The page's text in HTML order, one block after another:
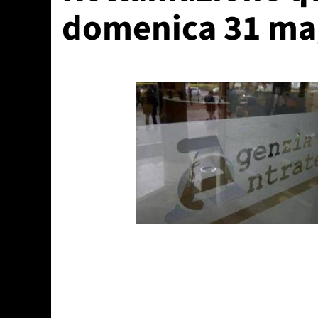
domenica 31